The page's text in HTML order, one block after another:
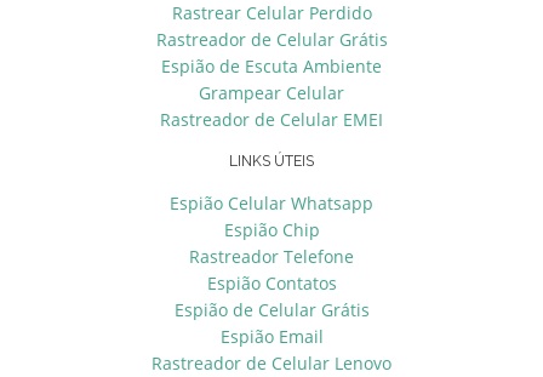
Rastrear Celular Perdido
Rastreador de Celular Grátis
Espião de Escuta Ambiente
Grampear Celular
Rastreador de Celular EMEI
LINKS ÚTEIS
Espião Celular Whatsapp
Espião Chip
Rastreador Telefone
Espião Contatos
Espião de Celular Grátis
Espião Email
Rastreador de Celular Lenovo